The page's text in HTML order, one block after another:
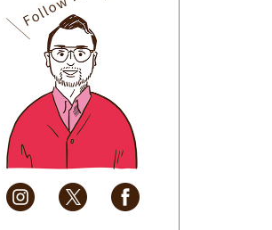
年9月(30)
年8月(31)
年7月(37)
年6月(48)
年5月
(41)
年4月
(32)
年3月(31)
年2月
(28)
年1月
(34)